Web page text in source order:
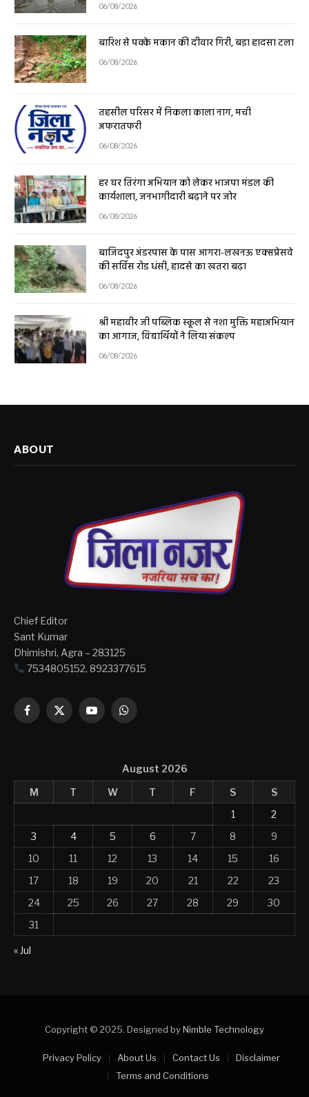
06/08/2026
बारिश से पक्के मकान की दीवार गिरी, बड़ा हादसा टला
06/08/2026
तहसील परिसर में निकला काला नाग, मची
अफरातफरी
06/08/2026
हर घर तिरंगा अभियान को लेकर भाजपा मंडल की
कार्यशाला, जनभागीदारी बढ़ाने पर जोर
06/08/2026
बाजिदपुर अंडरपास के पास आगरा-लखनऊ एक्सप्रेसवे
की सर्विस रोड धंसी, हादसे का खतरा बढ़ा
06/08/2026
श्री महावीर जी पब्लिक स्कूल से नशा मुक्ति महाअभियान
का आगाज, विद्यार्थियों ने लिया संकल्प
06/08/2026
ABOUT
Chief Editor
Sant Kumar
Dhimishri, Agra – 283125
7534805152, 8923377615
Facebook
X
YouTubeWhatsApp
August 2026
M
T W T F S
S
1
2
3
4 5 6 7 8
9
10
11 12 13 14 15
16
17
18 19 20 21 22
23
24
25 26 27 28 29
30
31
« Jul
Copyright © 2025. Designed byNimble Technology
Privacy Policy About Us Contact Us
Disclaimer
Terms and Conditions